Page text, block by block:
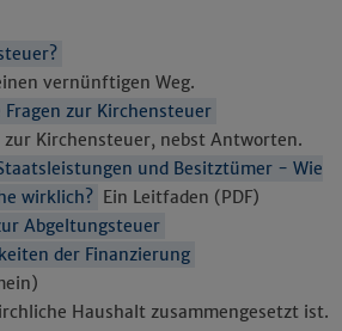
vernünftigen Weg.
zur Kirchensteuer
zur Kirchensteuer, nebst Antworten.
und Besitztümer - Wie
wirklich? Ein Leitfaden (PDF)
Abgeltungsteuer
der Finanzierung
Haushalt zusammengesetzt ist.